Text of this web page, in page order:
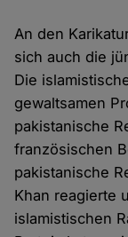
An den
sich auch die
Die
gewaltsamen
pakistanische
französischen
pakistanische
Khan reagierte
islamistischen